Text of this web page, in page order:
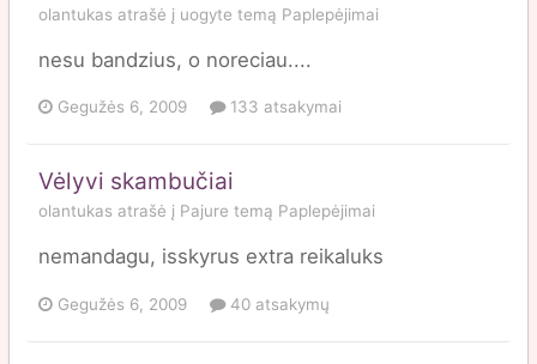
olantukas atrašė į uogyte temą Paplepėjimai
nesu bandzius, o noreciau....
Gegužės 6, 2009 133 atsakymai
Vėlyvi skambučiai
olantukas atrašė į Pajure temą Paplepėjimai
nemandagu, isskyrus extra reikaluks
Gegužės 6, 2009 40 atsakymų